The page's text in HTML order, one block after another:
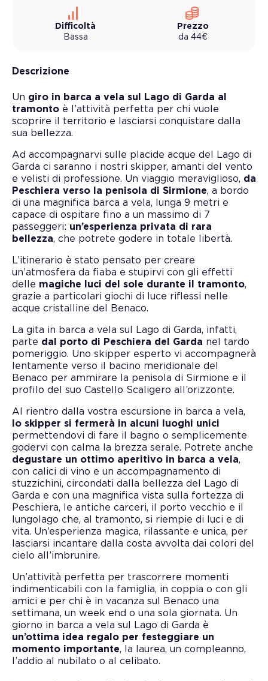
Difficoltà
Bassa
Prezzo
da 44€
Descrizione
Un giro in barca a vela sul Lago di Garda al
tramonto è l’attività perfetta per chi vuole
scoprire il territorio e lasciarsi conquistare dalla
sua bellezza.
Ad accompagnarvi sulle placide acque del Lago di
Garda ci saranno i nostri skipper, amanti del vento
e velisti di professione. Un viaggio meraviglioso, da
Peschiera verso la penisola di Sirmione, a bordo
di una magnifica barca a vela, lunga 9 metri e
capace di ospitare fino a un massimo di 7
passeggeri: un’esperienza privata di rara
bellezza, che potrete godere in totale libertà.
L’itinerario è stato pensato per creare
un’atmosfera da fiaba e stupirvi con gli effetti
delle magiche luci del sole durante il tramonto,
grazie a particolari giochi di luce riflessi nelle
acque cristalline del Benaco.
La gita in barca a vela sul Lago di Garda, infatti,
parte dal porto di Peschiera del Garda nel tardo
pomeriggio. Uno skipper esperto vi accompagnerà
lentamente verso il bacino meridionale del
Benaco per ammirare la penisola di Sirmione e il
profilo del suo Castello Scaligero all’orizzonte.
Al rientro dalla vostra escursione in barca a vela,
lo skipper si fermerà in alcuni luoghi unici
permettendovi di fare il bagno o semplicemente
godervi con calma la brezza serale. Potrete anche
degustare un ottimo aperitivo in barca a vela,
con calici di vino e un accompagnamento di
stuzzichini, circondati dalla bellezza del Lago di
Garda e con una magnifica vista sulla fortezza di
Peschiera, le antiche carceri, il porto vecchio e il
lungolago che, al tramonto, si riempie di luci e di
vita. Un’esperienza magica, rilassante e unica, per
lasciarsi incantare dalla costa avvolta dai colori del
cielo all’imbrunire.
Un’attività perfetta per trascorrere momenti
indimenticabili con la famiglia, in coppia o con gli
amici e per chi è in vacanza sul Benaco una
settimana, un week end o una sola giornata. Un
giorno in barca a vela sul Lago di Garda è
un’ottima idea regalo per festeggiare un
momento importante, la laurea, un compleanno,
l’addio al nubilato o al celibato.